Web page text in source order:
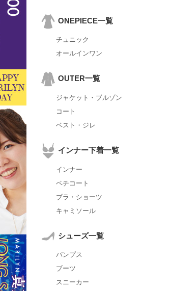
ONEPIECE一覧
チュニック
オールインワン
OUTER一覧
ジャケット・ブルゾン
コート
ベスト・ジレ
インナー下着一覧
インナー
ペチコート
ブラ・ショーツ
キャミソール
シューズ一覧
パンプス
ブーツ
スニーカー